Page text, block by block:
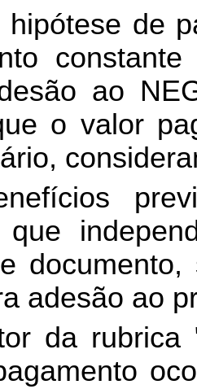
de
ao
o valor
que
adesão ao
da